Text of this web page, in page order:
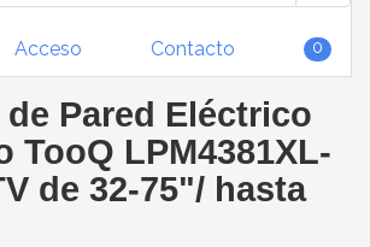
Acceso Contacto 0
Pared Eléctrico
TooQ LPM4381XL-
de 32-75"/ hasta